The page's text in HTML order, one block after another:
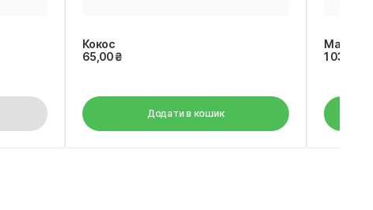
Кокос
65,00₴
Додати в кошик
Маракуя
1 032,00